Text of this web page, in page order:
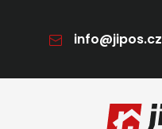
info@jipos.cz